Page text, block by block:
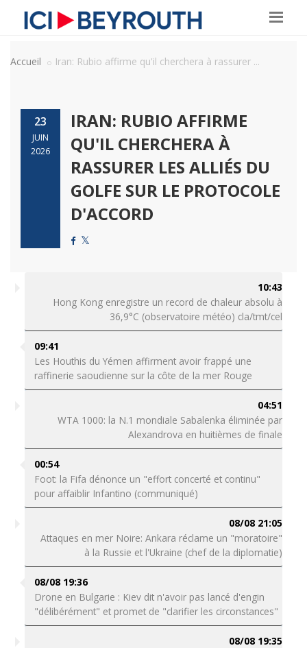
Accueil Iran: Rubio affirme qu'il cherchera à rassurer ...
23
JUIN
2026
IRAN: RUBIO AFFIRME
QU'IL CHERCHERA À
RASSURER LES ALLIÉS DU
GOLFE SUR LE PROTOCOLE
D'ACCORD
10:43
Hong Kong enregistre un record de chaleur absolu à
36,9°C (observatoire météo) cla/tmt/cel
09:41
Les Houthis du Yémen affirment avoir frappé une
raffinerie saoudienne sur la côte de la mer Rouge
04:51
WTA 1000: la N.1 mondiale Sabalenka éliminée par
Alexandrova en huitièmes de finale
00:54
Foot: la Fifa dénonce un "effort concerté et continu"
pour affaiblir Infantino (communiqué)
08/08 21:05
Attaques en mer Noire: Ankara réclame un "moratoire"
à la Russie et l'Ukraine (chef de la diplomatie)
08/08 19:36
Drone en Bulgarie : Kiev dit n'avoir pas lancé d'engin
"délibérément" et promet de "clarifier les circonstances"
08/08 19:35